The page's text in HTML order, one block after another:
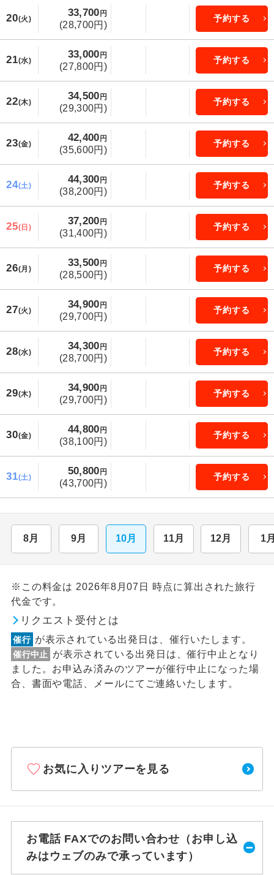
20(火)
33,700 円
(28,700円)
予約する
21(水)
33,000 円
(27,800円)
予約する
22(木)
34,500 円
(29,300円)
予約する
23(金)
42,400 円
(35,600円)
予約する
24(土)
44,300 円
(38,200円)
予約する
25(日)
37,200 円
(31,400円)
予約する
26(月)
33,500 円
(28,500円)
予約する
27(火)
34,900 円
(29,700円)
予約する
28(水)
34,300 円
(28,700円)
予約する
29(木)
34,900 円
(29,700円)
予約する
30(金)
44,800 円
(38,100円)
予約する
31(土)
50,800 円
(43,700円)
予約する
8月 9月 10月 11月 12月 1
※この料金は 2026年8月07日 時点に算出された旅行
代金です。
リクエスト受付とは
催行 が表示されている出発日は、催行いたします。
催行中止
が表示されている出発日は、催行中止となり
ました。お申込み済みのツアーが催行中止になった場
合、書面や電話、メールにてご連絡いたします。
お気に入りツアーを見る
お電話 FAXでのお問い合わせ（お申し込
みはウェブのみで承っています）